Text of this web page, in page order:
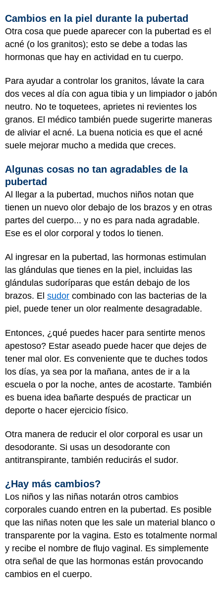
Cambios en la piel durante la pubertad
Otra cosa que puede aparecer con la pubertad es el
acné (o los granitos); esto se debe a todas las
hormonas que hay en actividad en tu cuerpo.
Para ayudar a controlar los granitos, lávate la cara
dos veces al día con agua tibia y un limpiador o jabón
neutro. No te toquetees, aprietes ni revientes los
granos. El médico también puede sugerirte maneras
de aliviar el acné. La buena noticia es que el acné
suele mejorar mucho a medida que creces.
Algunas cosas no tan agradables de la
pubertad
Al llegar a la pubertad, muchos niños notan que
tienen un nuevo olor debajo de los brazos y en otras
partes del cuerpo... y no es para nada agradable.
Ese es el olor corporal y todos lo tienen.
Al ingresar en la pubertad, las hormonas estimulan
las glándulas que tienes en la piel, incluidas las
glándulas sudoríparas que están debajo de los
brazos. El sudor combinado con las bacterias de la
piel, puede tener un olor realmente desagradable.
Entonces, ¿qué puedes hacer para sentirte menos
apestoso? Estar aseado puede hacer que dejes de
tener mal olor. Es conveniente que te duches todos
los días, ya sea por la mañana, antes de ir a la
escuela o por la noche, antes de acostarte. También
es buena idea bañarte después de practicar un
deporte o hacer ejercicio físico.
Otra manera de reducir el olor corporal es usar un
desodorante. Si usas un desodorante con
antitranspirante, también reducirás el sudor.
¿Hay más cambios?
Los niños y las niñas notarán otros cambios
corporales cuando entren en la pubertad. Es posible
que las niñas noten que les sale un material blanco o
transparente por la vagina. Esto es totalmente normal
y recibe el nombre de flujo vaginal. Es simplemente
otra señal de que las hormonas están provocando
cambios en el cuerpo.